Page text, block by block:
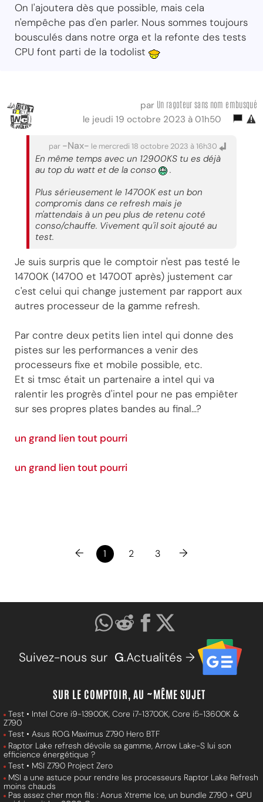
On l'ajoutera dès que possible, mais cela
n'empêche pas d'en parler. Nous sommes toujours
bousculés dans notre orga et la refonte des tests
CPU font parti de la todolist
par Un ragoteur sans nom embusqué
le jeudi 19 octobre 2023 à 01h50
par -Nax- le mercredi 18 octobre 2023 à 16h30
En même temps avec un 12900KS tu es déjà
au top du watt et de la conso
.
Plus sérieusement le 14700K est un bon
compromis dans ce refresh mais je
m'attendais à un peu plus de retenu coté
conso/chauffe. Vivement qu'il soit ajouté au
test.
Je suis surpris que le comptoir n'est pas testé le
14700K (14700 et 14700T après) justement car
c'est celui qui change justement par rapport aux
autres processeur de la gamme refresh.
Par contre deux petits lien intel qui donne des
pistes sur les performances a venir des
processeurs fixe et mobile possible, etc.
Et si tmsc était un partenaire a intel qui va
ralentir les progrès d'intel pour ne pas empiêter
sur ses propres plates bandes au final...?
un grand lien tout pourri
un grand lien tout pourri
← 1 2 3 →
Suivez-nous sur G.Actualités →
SUR LE COMPTOIR, AU ~MÊME SUJET
Test • Intel Core i9-13900K, Core i7-13700K, Core i5-13600K &
Z790
Test • Asus ROG Maximus Z790 Hero BTF
Raptor Lake refresh dévoile sa gamme, Arrow Lake-S lui son
efficience énergétique ?
Test • MSI Z790 Project Zero
MSI a une astuce pour rendre les processeurs Raptor Lake Refresh
moins chauds
Pas assez cher mon fils : Aorus Xtreme Ice, un bundle Z790 + GPU